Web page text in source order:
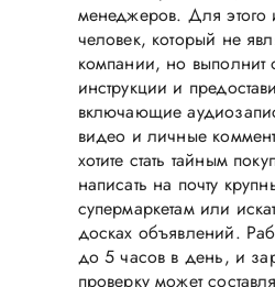
менеджеров. Для этого
человек, который не
компании, но выполнит
инструкции и
включающие
видео и личные
хотите стать тайным
написать на почту
супермаркетам или
досках объявлений.
до 5 часов в день, и
проверку может